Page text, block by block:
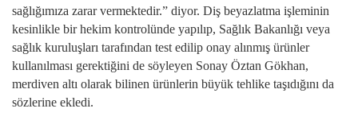
sağlığımıza zarar vermektedir.” diyor. Diş beyazlatma işleminin
kesinlikle bir hekim kontrolünde yapılıp, Sağlık Bakanlığı veya
sağlık kuruluşları tarafından test edilip onay alınmış ürünler
kullanılması gerektiğini de söyleyen Sonay Öztan Gökhan,
merdiven altı olarak bilinen ürünlerin büyük tehlike taşıdığını da
sözlerine ekledi.